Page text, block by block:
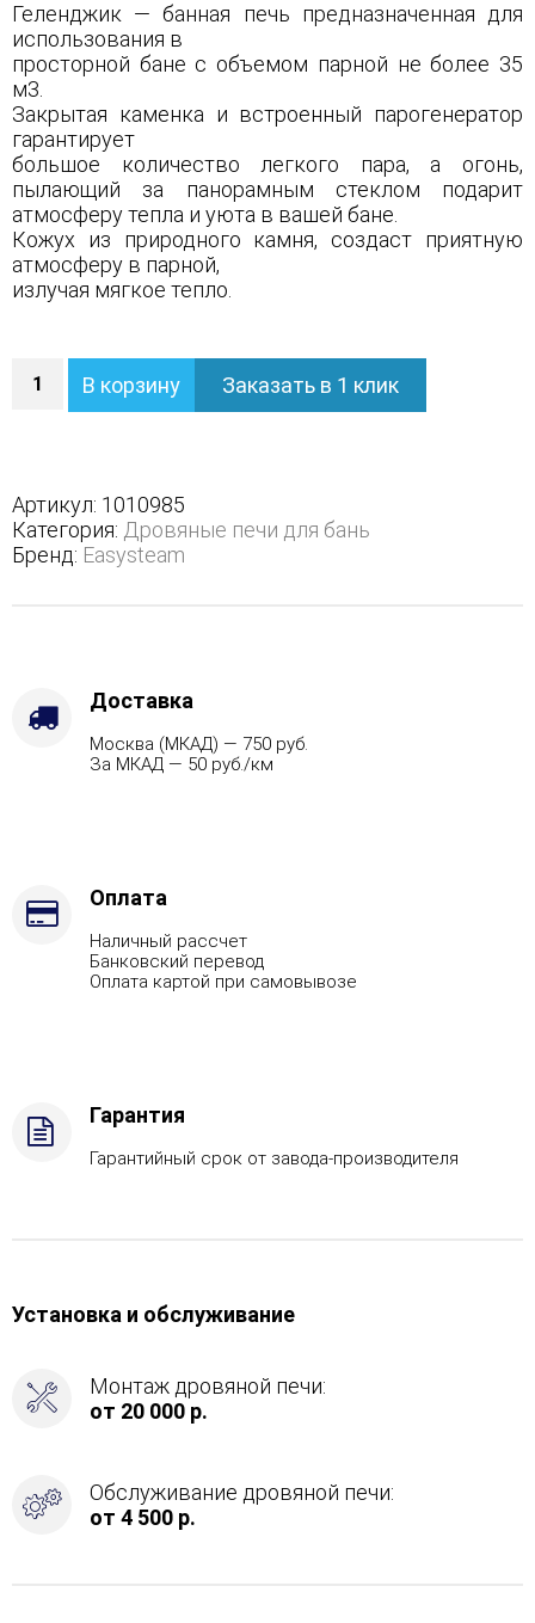
Геленджик — банная печь предназначенная для
использования в
просторной бане с объемом парной не более 35
м3.
Закрытая каменка и встроенный парогенератор
гарантирует
большое количество легкого пара, а огонь,
пылающий за панорамным стеклом подарит
атмосферу тепла и уюта в вашей бане.
Кожух из природного камня, создаст приятную
атмосферу в парной,
излучая мягкое тепло.
Печь
Геленджик
кожухе
с
открытым
верхом
топки
Футеровка,
430,
Варианты
Боковое
подключение
дымохода
В корзину Заказать в 1 клик
Артикул: 1010985
Категория: Дровяные печи для бань
Бренд: Easysteam
Доставка
Москва (МКАД) — 750 руб.
За МКАД — 50 руб./км
Оплата
Наличный рассчет
Банковский перевод
Оплата картой при самовывозе
Гарантия
Гарантийный срок от завода-производителя
Установка и обслуживание
Монтаж дровяной печи:
от 20 000 р.
Обслуживание дровяной печи:
от 4 500 р.